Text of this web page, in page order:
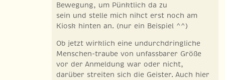
Bewegung, um Pünktlich da zu
sein und stelle mich nihct erst noch am
Kiosk hinten an. (nur ein Beispiel ^^)
Ob jetzt wirklich eine undurchdringliche
Menschen-traube von unfassbarer Größe
vor der Anmeldung war oder nicht,
darüber streiten sich die Geister. Auch hier